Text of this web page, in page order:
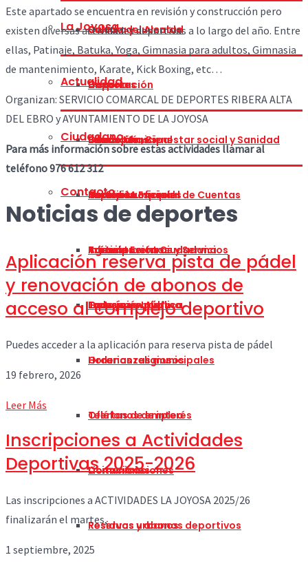
Cultura y Juventud
Deportes
Educación, Bienestar social y Sanidad
Festejos
Infraestructuras y Servicios
Transparencia
Saludo del Alcalde
Corporación
Concejalías
Comisión Especial de Cuentas
Participación Ciudadana
La Joyosa
Historia
Situación
Heráldica
Turismo
Galería
Horarios religiosos
Teléfonos de interés
Comunicaciones
Residuos urbanos
Actualidad
Bando Municipal
Tablón Municipal
Agenda Eventos
La Joyosa Informa
Ciudadano
Impresos oficiales
Trámites
Exposición pública
Ordenanzas municipales
Ofertas de empleo
Licitaciones
Reservas y abonos deportivos
Contacto
Este apartado se encuentra en revisión y construcción pero
existen diversas actividades deportivas a lo largo del año. Entre
ellas, Patinaje, Batuka, Yoga, Gimnasia para adultos, Gimnasia
de mantenimiento, Karate, Kick Boxing, etc…
Organizan: SERVICIO COMARCAL DE DEPORTES RIBERA ALTA
DEL EBRO y AYUNTAMIENTO DE LA JOYOSA
Para más información sobre estas actividades llamar al
teléfono 976 612 312
Noticias de deportes
Aplicación reserva pista de pádel
y renovación de abonos de
acceso al complejo deportivo
Puedes acceder a la aplicación para reserva pista de pádel
19 febrero, 2026
Leer Más
Inscripciones a Actividades
Deportivas 2025-2026
Las inscripciones a ACTIVIDADES LA JOYOSA 2025/26
finalizarán el martes,
1 septiembre, 2025